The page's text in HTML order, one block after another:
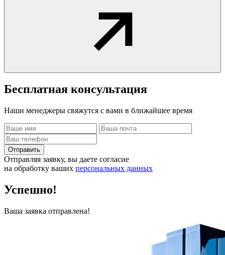
Бесплатная консультация
Наши менеджеры свяжутся с вами в ближайшее время
Отправить
Отправляя заявку, вы даете согласие
на обработку ваших персональных данных
Успешно!
Ваша заявка отправлена!